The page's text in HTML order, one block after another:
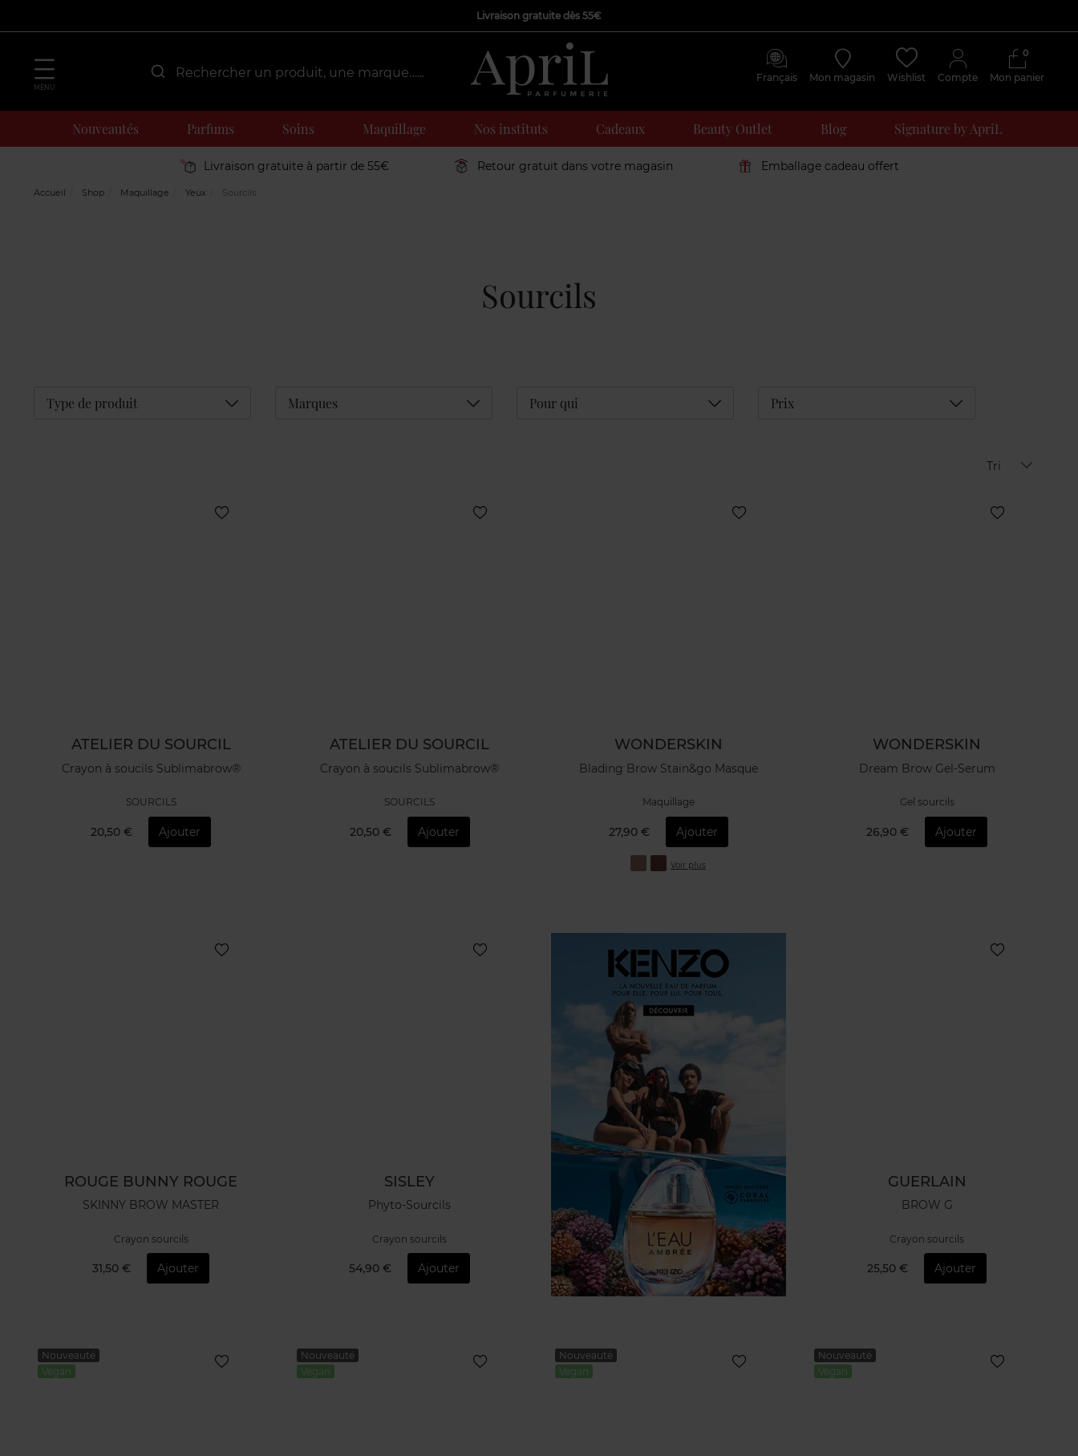
Livraison gratuite dès 55€
MENU
Français Mon magasin Wishlist Compte Mon panier
0
Nouveautés Parfums Soins Maquillage Nos instituts Cadeaux Beauty Outlet Blog Signature by ApriL
Livraison gratuite à partir de 55€ Retour gratuit dans votre magasin Emballage cadeau offert
Accueil Shop Maquillage Yeux Sourcils
Sourcils
Type de produit Déplier Marques Déplier Pour qui Déplier Prix Déplier
Tri
ATELIER DU SOURCIL
Crayon à soucils Sublimabrow®
SOURCILS
20,50 € Ajouter
ATELIER DU SOURCIL
Crayon à soucils Sublimabrow®
SOURCILS
20,50 € Ajouter
WONDERSKIN
Blading Brow Stain&go Masque
Maquillage
27,90 € Ajouter
Voir plus
WONDERSKIN
Dream Brow Gel-Serum
Gel sourcils
26,90 € Ajouter
ROUGE BUNNY ROUGE
SKINNY BROW MASTER
Crayon sourcils
31,50 € Ajouter
SISLEY
Phyto-Sourcils
Crayon sourcils
54,90 € Ajouter
GUERLAIN
BROW G
Crayon sourcils
25,50 € Ajouter
Nouveauté
Vegan
Nouveauté
Vegan
Nouveauté
Vegan
Nouveauté
Vegan